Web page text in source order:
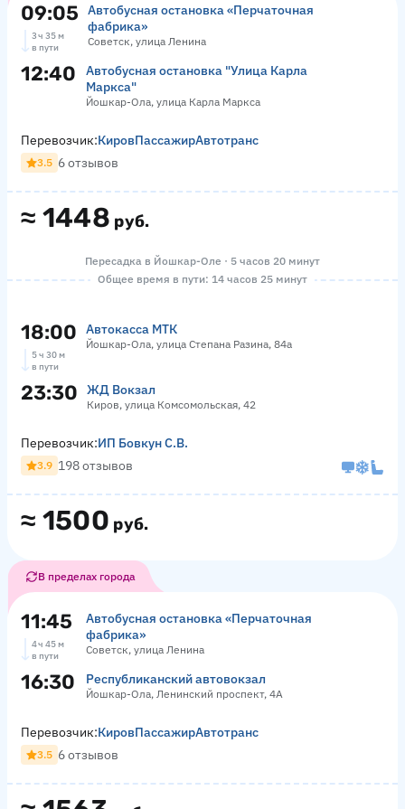
09:05
Автобусная остановка «Перчаточная
фабрика»
Советск, улица Ленина
3 ч 35 м
в пути
12:40
Автобусная остановка "Улица Карла
Маркса"
Йошкар-Ола, улица Карла Маркса
≈ 1448 руб.
Перевозчик:КировПассажирАвтотранс
3.5 6 отзывов
Пересадка в Йошкар-Оле · 5 часов 20 минут
Общее время в пути: 14 часов 25 минут
18:00 Автокасса МТК
Йошкар-Ола, улица Степана Разина, 84а
5 ч 30 м
в пути
23:30 ЖД Вокзал
Киров, улица Комсомольская, 42
≈ 1500 руб.
Перевозчик:ИП Бовкун С.В.
3.9 198 отзывов
В пределах города
11:45
Автобусная остановка «Перчаточная
фабрика»
Советск, улица Ленина
4 ч 45 м
в пути
16:30 Республиканский автовокзал
Йошкар-Ола, Ленинский проспект, 4А
Перевозчик:КировПассажирАвтотранс
3.5 6 отзывов